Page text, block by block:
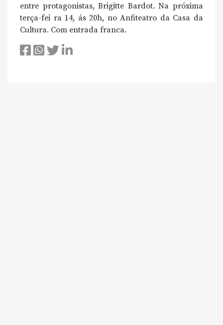
entre protagonistas, Brigitte Bardot. Na próxima
terça-fei ra 14, ás 20h, no Anfiteatro da Casa da
Cultura. Com entrada franca.